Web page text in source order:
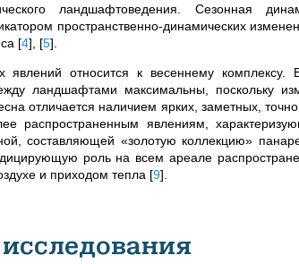
ландшафтоведения. Сезонная
пространственно-динамических
[4] [5]
явлений относится к весеннему комплексу.
ландшафтами максимальны, поскольку
отличается наличием ярких, заметных,
распространенным явлениям,
составляющей «золотую коллекцию»
роль на всем ареале
и приходом тепла [9]